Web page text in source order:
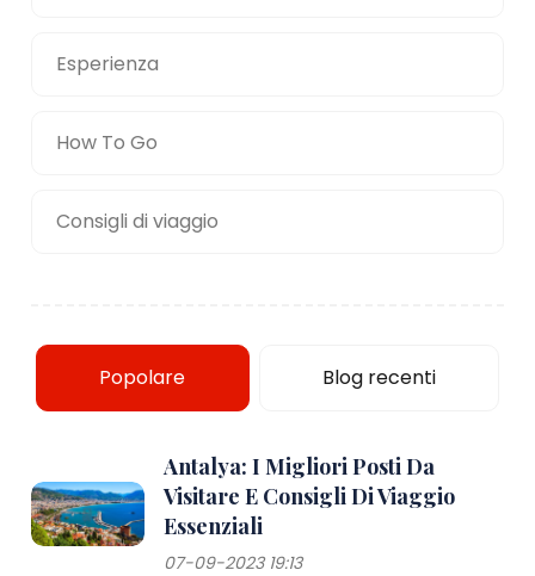
Esperienza
How To Go
Consigli di viaggio
Popolare Blog recenti
Antalya: I Migliori Posti Da
Visitare E Consigli Di Viaggio
Essenziali
07-09-2023 19:13